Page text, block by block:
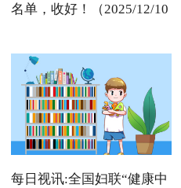
名单，收好！（2025/12/10
每日视讯:全国妇联“健康中